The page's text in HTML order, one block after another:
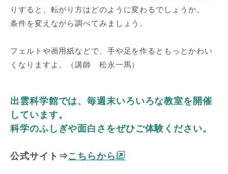
りすると、転がり方はどのように変わるでしょうか。
条件を変えながら調べてみましょう。
フェルトや画用紙などで、手や足を作るともっとかわい
くなりますよ。（講師 松永一馬）
出雲科学館では、毎週末いろいろな教室を開催
しています。
科学のふしぎや面白さをぜひご体験ください。
公式サイト⇒こちらから